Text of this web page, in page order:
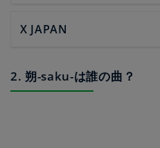
X JAPAN
2. 朔-saku-は誰の曲？